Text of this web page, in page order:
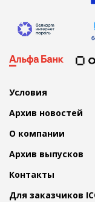
Условия
Архив новостей
О компании
Архив выпусков
Контакты
Для заказчиков